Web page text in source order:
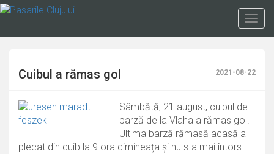
Mergi
Cuibul a rămas gol 2021-08-22
Sâmbătă, 21 august, cuibul de
barză de la Vlaha a rămas gol.
Ultima barză rămasă acasă a
plecat din cuib la 9 ora dimineața și nu s-a mai întors.